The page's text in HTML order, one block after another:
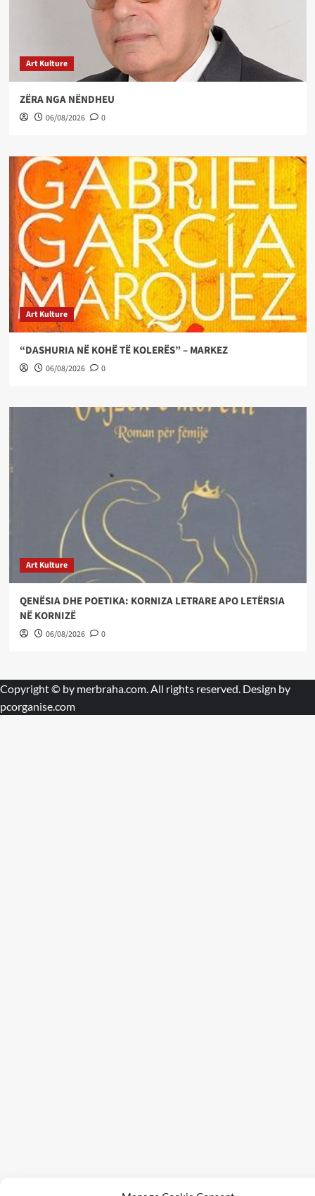
Art Kulture
ZËRA NGA NËNDHEU
06/08/2026 0
Art Kulture
“DASHURIA NË KOHË TË KOLERËS” – MARKEZ
06/08/2026 0
Art Kulture
QENËSIA DHE POETIKA: KORNIZA LETRARE APO LETËRSIA
NË KORNIZË
06/08/2026 0
Copyright © by merbraha.com. All rights reserved. Design by
pcorganise.com